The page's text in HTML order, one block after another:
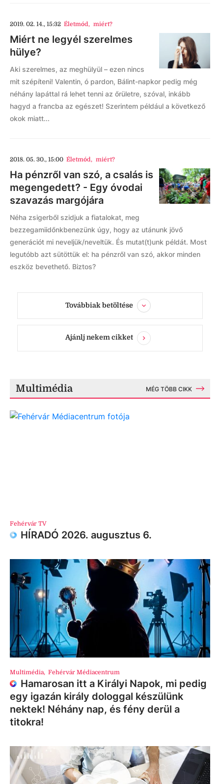
2019. 02. 14., 15:32 Életmód, miért?
Miért ne legyél szerelmes
hülye?
Aki szerelmes, az meghülyül – ezen nincs
mit szépíteni! Valentin, ó pardon, Bálint-napkor pedig még
néhány lapáttal rá lehet tenni az őrületre, szóval, inkább
hagyd a francba az egészet! Szerintem például a következő
okok miatt...
2018. 05. 30., 15:00 Életmód, miért?
Ha pénzről van szó, a csalás is
megengedett? - Egy óvodai
szavazás margójára
Néha zsigerből szidjuk a fiatalokat, meg
bezzegamiidőnkbenezünk úgy, hogy az utánunk jövő
generációt mi neveljük/neveltük. És mutat(t)unk példát. Most
legutóbb azt sütöttük el: ha pénzről van szó, akkor minden
eszköz bevethető. Biztos?
Továbbiak betöltése
Ajánlj nekem cikket
Multimédia MÉG TÖBB CIKK
Fehérvár TV
HÍRADÓ 2026. augusztus 6.
Multimédia, Fehérvár Médiacentrum
Hamarosan itt a Királyi Napok, mi pedig
egy igazán király dologgal készülünk
nektek! Néhány nap, és fény derül a
titokra!